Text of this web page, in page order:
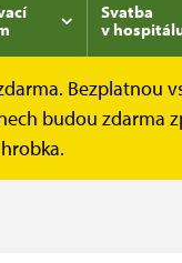
Svatba
v
Bezplatnou
budou zdarma